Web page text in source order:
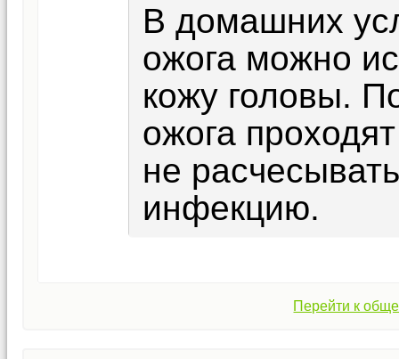
В домашних
ожога можно
кожу головы.
ожога
не
инфекцию.
Перейти к